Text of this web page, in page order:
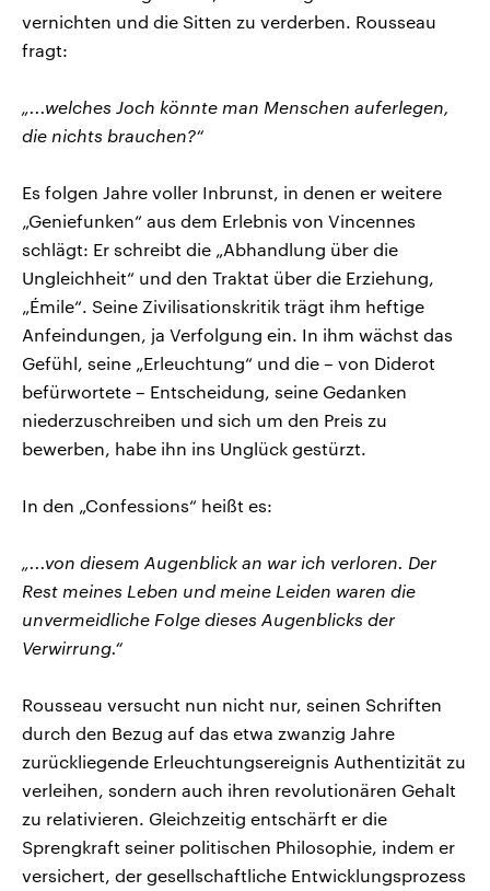
vernichten und die Sitten zu verderben. Rousseau
fragt:
„...welches Joch könnte man Menschen auferlegen,
die nichts brauchen?“
Es folgen Jahre voller Inbrunst, in denen er weitere
„Geniefunken“ aus dem Erlebnis von Vincennes
schlägt: Er schreibt die „Abhandlung über die
Ungleichheit“ und den Traktat über die Erziehung,
„Émile“. Seine Zivilisationskritik trägt ihm heftige
Anfeindungen, ja Verfolgung ein. In ihm wächst das
Gefühl, seine „Erleuchtung“ und die – von Diderot
befürwortete – Entscheidung, seine Gedanken
niederzuschreiben und sich um den Preis zu
bewerben, habe ihn ins Unglück gestürzt.
In den „Confessions“ heißt es:
„...von diesem Augenblick an war ich verloren. Der
Rest meines Leben und meine Leiden waren die
unvermeidliche Folge dieses Augenblicks der
Verwirrung.“
Rousseau versucht nun nicht nur, seinen Schriften
durch den Bezug auf das etwa zwanzig Jahre
zurückliegende Erleuchtungsereignis Authentizität zu
verleihen, sondern auch ihren revolutionären Gehalt
zu relativieren. Gleichzeitig entschärft er die
Sprengkraft seiner politischen Philosophie, indem er
versichert, der gesellschaftliche Entwicklungsprozess